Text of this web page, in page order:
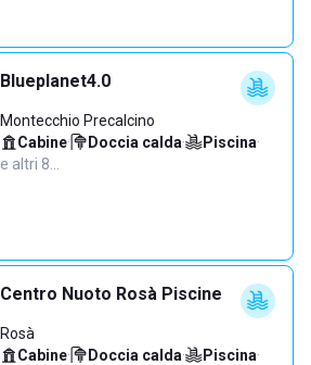
Blueplanet4.0
Montecchio Precalcino
Cabine· Doccia calda· Piscina·
e altri 8…
Centro Nuoto Rosà Piscine
Rosà
Cabine· Doccia calda· Piscina·